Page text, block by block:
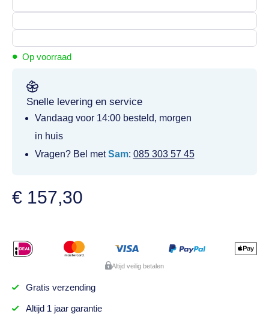
• Op voorraad
Snelle levering en service
Vandaag voor 14:00 besteld, morgen
in huis
Vragen? Bel metSam: 085 303 57 45
€ 157,30
Altijd veilig betalen
Gratis verzending
Altijd 1 jaargarantie